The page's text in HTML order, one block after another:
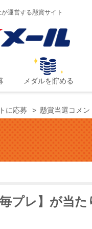
運営する懸賞サイト
メダルを貯める
に応募 懸賞当選コメン
プレ】が当